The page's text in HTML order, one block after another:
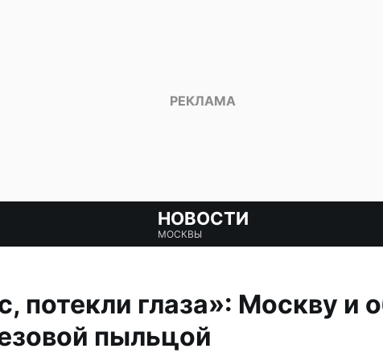
НОВОСТИ
МОСКВЫ
потекли глаза»: Москву и
пыльцой